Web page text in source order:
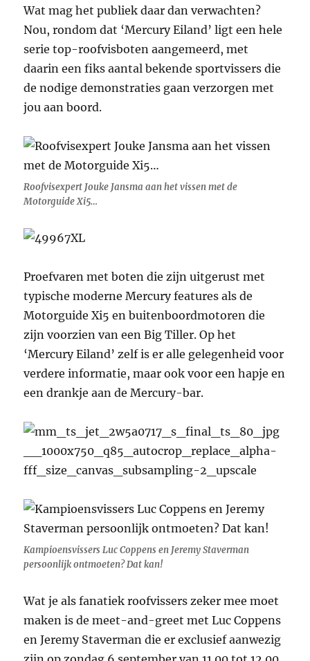
Wat mag het publiek daar dan verwachten?
Nou, rondom dat ‘Mercury Eiland’ ligt een hele
serie top-roofvisboten aangemeerd, met
daarin een fiks aantal bekende sportvissers die
de nodige demonstraties gaan verzorgen met
jou aan boord.
Roofvisexpert Jouke Jansma aan het vissen met de
Motorguide Xi5…
Proefvaren met boten die zijn uitgerust met
typische moderne Mercury features als de
Motorguide Xi5 en buitenboordmotoren die
zijn voorzien van een Big Tiller. Op het
‘Mercury Eiland’ zelf is er alle gelegenheid voor
verdere informatie, maar ook voor een hapje en
een drankje aan de Mercury-bar.
Kampioensvissers Luc Coppens en Jeremy Staverman
persoonlijk ontmoeten? Dat kan!
Wat je als fanatiek roofvissers zeker mee moet
maken is de meet-and-greet met Luc Coppens
en Jeremy Staverman die er exclusief aanwezig